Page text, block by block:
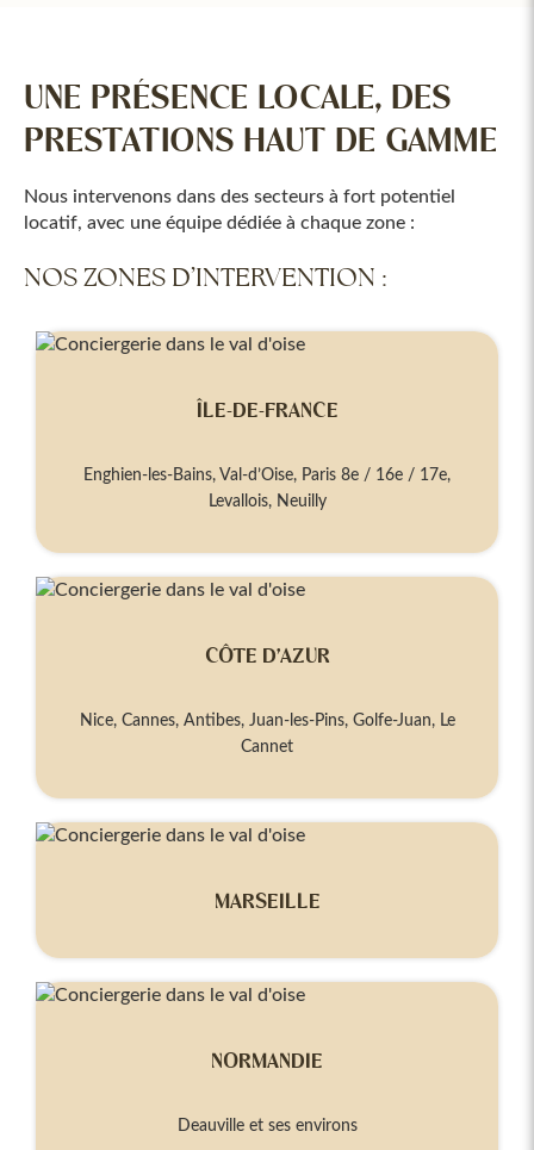
UNE PRÉSENCE LOCALE, DES
PRESTATIONS HAUT DE GAMME
Nous intervenons dans des secteurs à fort potentiel
locatif, avec une équipe dédiée à chaque zone :
NOS ZONES D’INTERVENTION :
ÎLE-DE-FRANCE
Enghien-les-Bains, Val-d’Oise, Paris 8e / 16e / 17e,
Levallois, Neuilly
CÔTE D’AZUR
Nice, Cannes, Antibes, Juan-les-Pins, Golfe-Juan, Le
Cannet
MARSEILLE
NORMANDIE
Deauville et ses environs